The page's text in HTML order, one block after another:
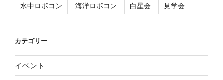
水中ロボコン 海洋ロボコン 白星会 見学会
カテゴリー
イベント